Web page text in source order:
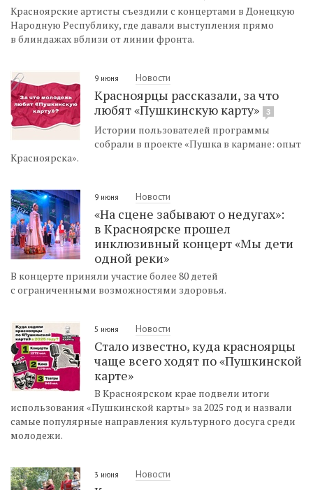
Красноярские артисты съездили с концертами в Донецкую
Народную Республику, где давали выступления прямо
в блиндажах вблизи от линии фронта.
9 июня Новости
Красноярцы рассказали, за что
любят «Пушкинскую карту»
3
Истории пользователей программы
собрали в проекте «Пушка в кармане: опыт
Красноярска».
9 июня Новости
«На сцене забывают о недугах»:
в Красноярске прошел
инклюзивный концерт «Мы дети
одной реки»
В концерте приняли участие более 80 детей
с ограниченными возможностями здоровья.
5 июня Новости
Стало известно, куда красноярцы
чаще всего ходят по «Пушкинской
карте»
В Красноярском крае подвели итоги
использования «Пушкинской карты» за 2025 год и назвали
самые популярные направления культурного досуга среди
молодежи.
3 июня Новости